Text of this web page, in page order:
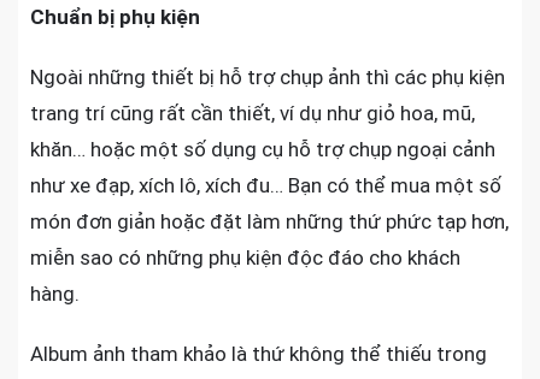
Chuẩn bị phụ kiện
Ngoài những thiết bị hỗ trợ chụp ảnh thì các phụ kiện
trang trí cũng rất cần thiết, ví dụ như giỏ hoa, mũ,
khăn… hoặc một số dụng cụ hỗ trợ chụp ngoại cảnh
như xe đạp, xích lô, xích đu… Bạn có thể mua một số
món đơn giản hoặc đặt làm những thứ phức tạp hơn,
miễn sao có những phụ kiện độc đáo cho khách
hàng.
Album ảnh tham khảo là thứ không thể thiếu trong